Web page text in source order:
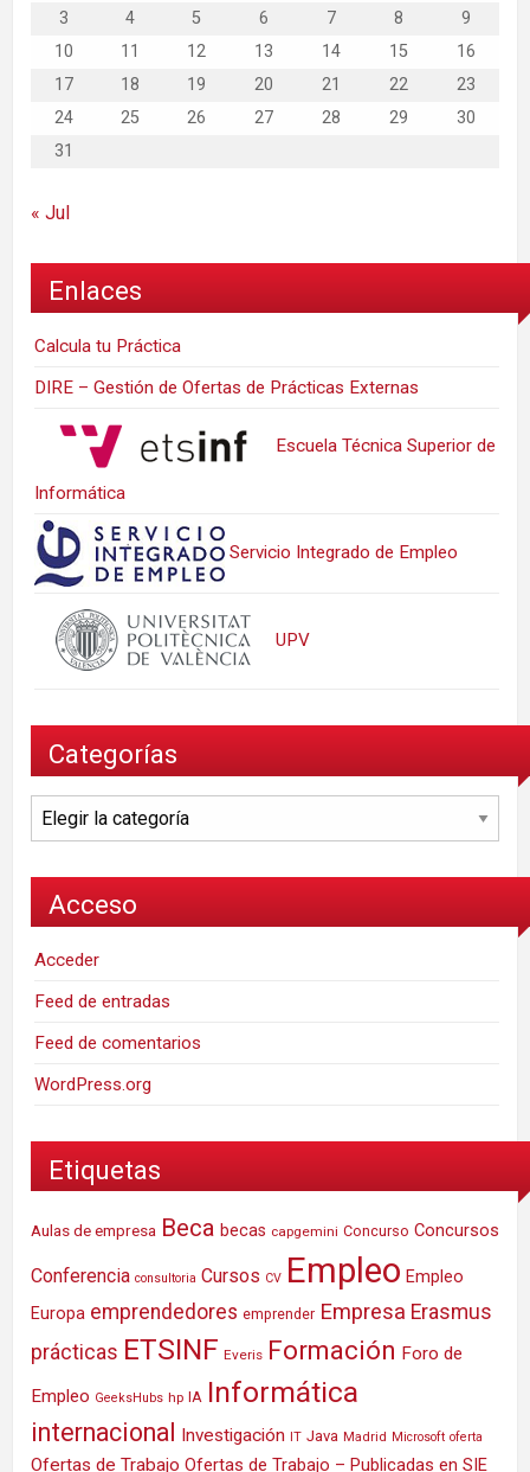
3
4 5 6 7 8
9
10
11 12 13 14 15
16
17
18 19 20 21 22
23
24
25 26 27 28 29
30
31
« Jul
Enlaces
Calcula tu Práctica
DIRE – Gestión de Ofertas de Prácticas Externas
Escuela Técnica Superior de
Informática
Servicio Integrado de Empleo
UPV
Categorías
Categorías
Acceso
Acceder
Feed de entradas
Feed de comentarios
WordPress.org
Etiquetas
Aulas de empresa Beca becas capgemini Concurso Concursos
Conferencia consultoria Cursos CV Empleo Empleo
Europa emprendedores emprender Empresa Erasmus
prácticas ETSINF Everis Formación Foro de
Empleo GeeksHubs hp IA Informática
internacional Investigación IT Java Madrid Microsoft oferta
Ofertas de Trabajo Ofertas de Trabajo – Publicadas en SIE